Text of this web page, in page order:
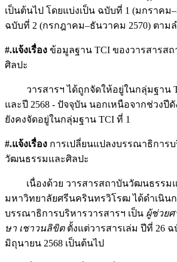
เป็นต้นไป โดยแบ่งเป็น ฉบับที่ 1 (มกราคม
ฉบับที่ 2 (กรกฎาคม–ธันวาคม 2570) ตาม
#.แจ้งเรื่อง ข้อมูลฐาน TCI ของวารสารส
ศิลปะ
วารสารฯ ได้ถูกจัดให้อยู่ในกลุ่มฐาน
และปี 2568 - ปัจจุบัน นอกเหนือจากช่วงปี
ยังคงจัดอยู่ในกลุ่มฐาน TCI ที่ 1
#.แจ้งเรื่อง การเปลี่ยนแปลงบรรณาธิการ
วัฒนธรรมและศิลปะ
เนื่องด้วย วารสารสถาบันวัฒนธรรมแ
มหาวิทยาลัยศรีนครินทรวิโรฒ ได้ดำเนินก
บรรณาธิการบริหารวารสารฯ เป็น ผู้ช่วยศ
ษา เชาวนลิขิต ตั้งแต่วารสารเล่ม ปีที่ 26
มิถุนายน 2568 เป็นต้นไป